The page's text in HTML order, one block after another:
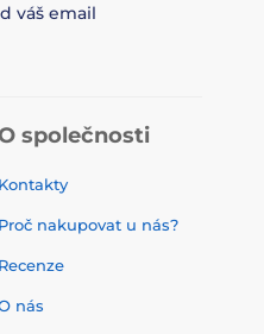
váš email
společnosti
Kontakty
Proč nakupovat u nás?
Recenze
nás